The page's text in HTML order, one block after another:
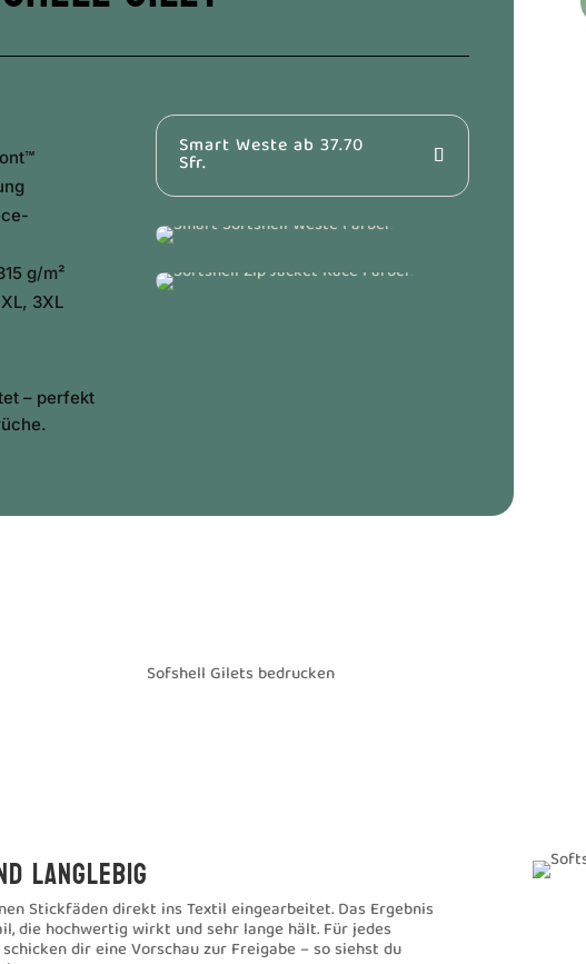
g/m²
3XL
– perfekt
Smart Weste ab 37.70
Sfr.
Sofshell Gilets bedrucken
langlebig
Stickfäden direkt ins Textil eingearbeitet. Das Ergebnis
die hochwertig wirkt und sehr lange hält. Für jedes
dir eine Vorschau zur Freigabe – so siehst du